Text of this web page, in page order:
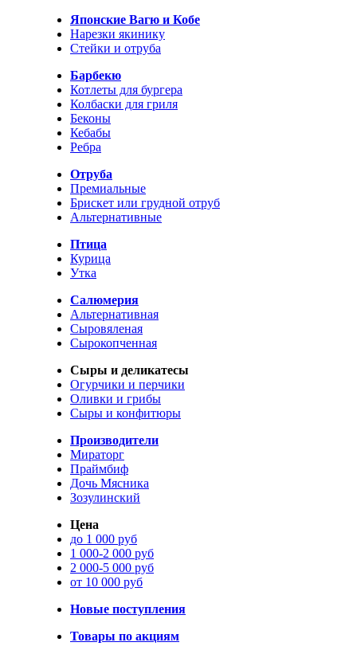
Японские Вагю и Кобе
Нарезки якинику
Стейки и отруба
Барбекю
Котлеты для бургера
Колбаски для гриля
Беконы
Кебабы
Ребра
Отруба
Премиальные
Брискет или грудной отруб
Альтернативные
Птица
Курица
Утка
Салюмерия
Альтернативная
Сыровяленая
Сырокопченная
Сыры и деликатесы
Огурчики и перчики
Оливки и грибы
Сыры и конфитюры
Производители
Мираторг
Праймбиф
Дочь Мясника
Зозулинский
Цена
до 1 000 руб
1 000-2 000 руб
2 000-5 000 руб
от 10 000 руб
Новые поступления
Товары по акциям